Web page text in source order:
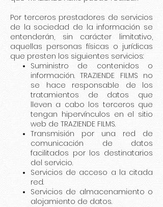
Por terceros prestadores de servicios
de la sociedad de la información se
entenderán, sin carácter limitativo,
aquellas personas físicas o jurídicas
que presten los siguientes servicios:
Suministro de contenidos o
información. TRAZIENDE FILMS no
se hace responsable de los
tratamientos de datos que
lleven a cabo los terceros que
tengan hipervínculos en el sitio
web de TRAZIENDE FILMS.
Transmisión por una red de
comunicación de datos
facilitados por los destinatarios
del servicio.
Servicios de acceso a la citada
red.
Servicios de almacenamiento o
alojamiento de datos.